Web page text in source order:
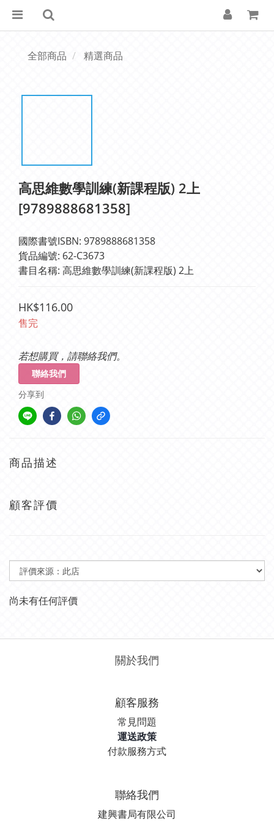
全部商品 精選商品
高思維數學訓練(新課程版) 2上
[9789888681358]
國際書號ISBN: 9789888681358
貨品編號: 62-C3673
書目名稱: 高思維數學訓練(新課程版) 2上
HK$116.00
售完
若想購買，請聯絡我們。
聯絡我們
分享到
商品描述
顧客評價
尚未有任何評價
關於我們
顧客服務
常見問題
運送政策
付款服務方式
聯絡我們
建興書局有限公司